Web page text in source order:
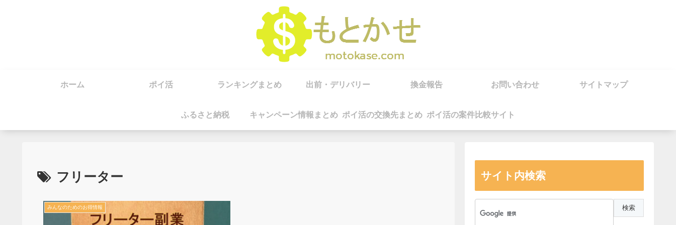
ホーム ポイ活 ランキングまとめ 出前・デリバリー 換金報告 お問い合わせ サイトマップ
ふるさと納税 キャンペーン情報まとめ ポイ活の交換先まとめ ポイ活の案件比較サイト
フリーター
みんなのためのお得情報
サイト内検索